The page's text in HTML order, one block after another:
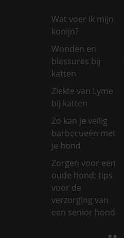
Wat voer ik mijn
konijn?
Wonden en
blessures bij
katten
Ziekte van Lyme
bij katten
Zo kan je veilig
barbecueën met
je hond
Zorgen voor een
oude hond: tips
voor de
verzorging van
een senior hond